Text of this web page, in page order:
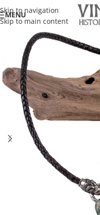
Skip to navigation
Skip to main content
MENU